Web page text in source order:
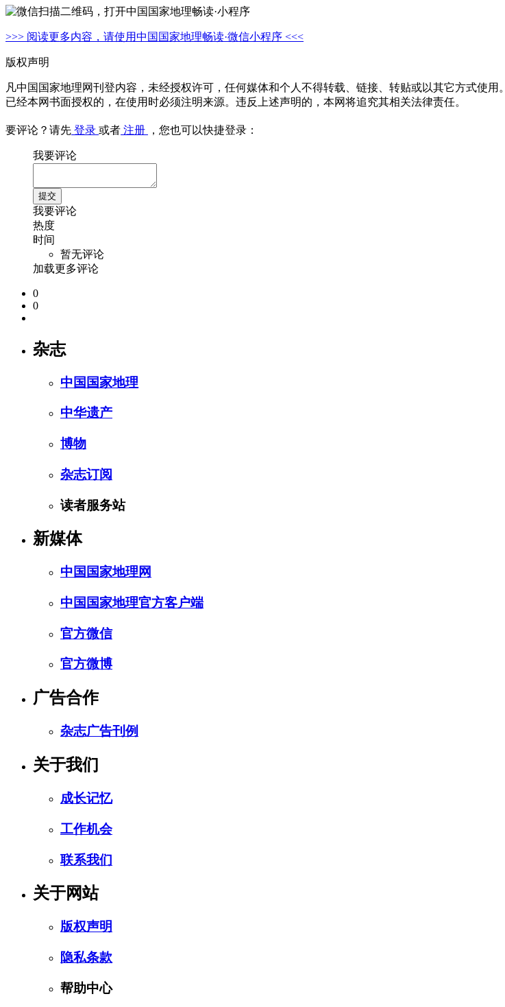
>>> 阅读更多内容，请使用中国国家地理畅读·微信小程序 <<<
版权声明
凡中国国家地理网刊登内容，未经授权许可，任何媒体和个人不得转载、链接、转贴或以其它方式使用。
已经本网书面授权的，在使用时必须注明来源。违反上述声明的，本网将追究其相关法律责任。
要评论？请先 登录 或者 注册 ，您也可以快捷登录：
我要评论
我要评论
热度
时间
暂无评论
加载更多评论
0
0
杂志
中国国家地理
中华遗产
博物
杂志订阅
读者服务站
新媒体
中国国家地理网
中国国家地理官方客户端
官方微信
官方微博
广告合作
杂志广告刊例
关于我们
成长记忆
工作机会
联系我们
关于网站
版权声明
隐私条款
帮助中心